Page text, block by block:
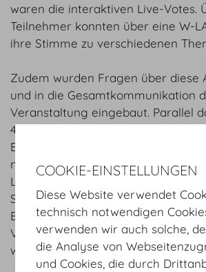
waren die interaktiven Live-Votes.
Teilnehmer konnten über eine W-
ihre Stimme zu verschiedenen
Zudem wurden Fragen über diese
und in die Gesamtkommunikation
Veranstaltung eingebaut. Parallel
40 Prozent der gut 2.500 Gäste bei
Befragung ihr Feedback. Neben
nahmen rund 55.000 Personen aus
Livestream teil. Im drahtlosen
Spitzenzeiten mehr als 2.200 User
E-Mobility und Hybrid Meetings
Vienna daher nicht nur ein
werden gelebt.
COOKIE-EINSTELLUNGEN
Diese Website verwendet
technisch notwendigen
verwenden wir auch solche,
die Analyse von
und Cookies, die durch